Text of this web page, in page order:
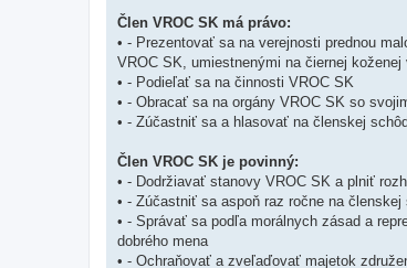
Člen VROC SK má právo:
• - Prezentovať sa na verejnosti prednou
VROC SK, umiestnenými na čiernej
• - Podieľať sa na činnosti VROC SK
• - Obracať sa na orgány VROC SK so
• - Zúčastniť sa a hlasovať na členskej
Člen VROC SK je povinný:
• - Dodržiavať stanovy VROC SK a plniť
• - Zúčastniť sa aspoň raz ročne na členskej
• - Správať sa podľa morálnych zásad a
dobrého mena
• - Ochraňovať a zveľaďovať majetok